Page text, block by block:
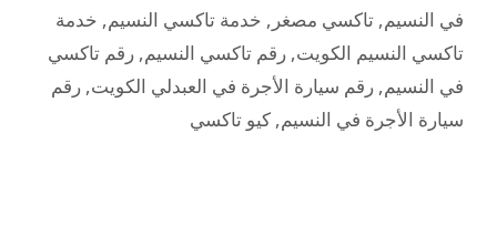
في النسيم, تاكسي مصغر , خدمة تاكسي النسيم, خدمة
تاكسي النسيم الكويت, رقم تاكسي النسيم, رقم تاكسي
في النسيم, رقم سيارة الأجرة في العبدلي الكويت, رقم
سيارة الأجرة في النسيم, كيو تاكسي